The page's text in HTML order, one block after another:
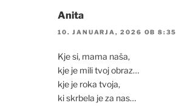
Anita
10. JANUARJA, 2026 OB 8:35
Kje si, mama naša,
kje je mili tvoj obraz…
kje je roka tvoja,
ki skrbela je za nas…